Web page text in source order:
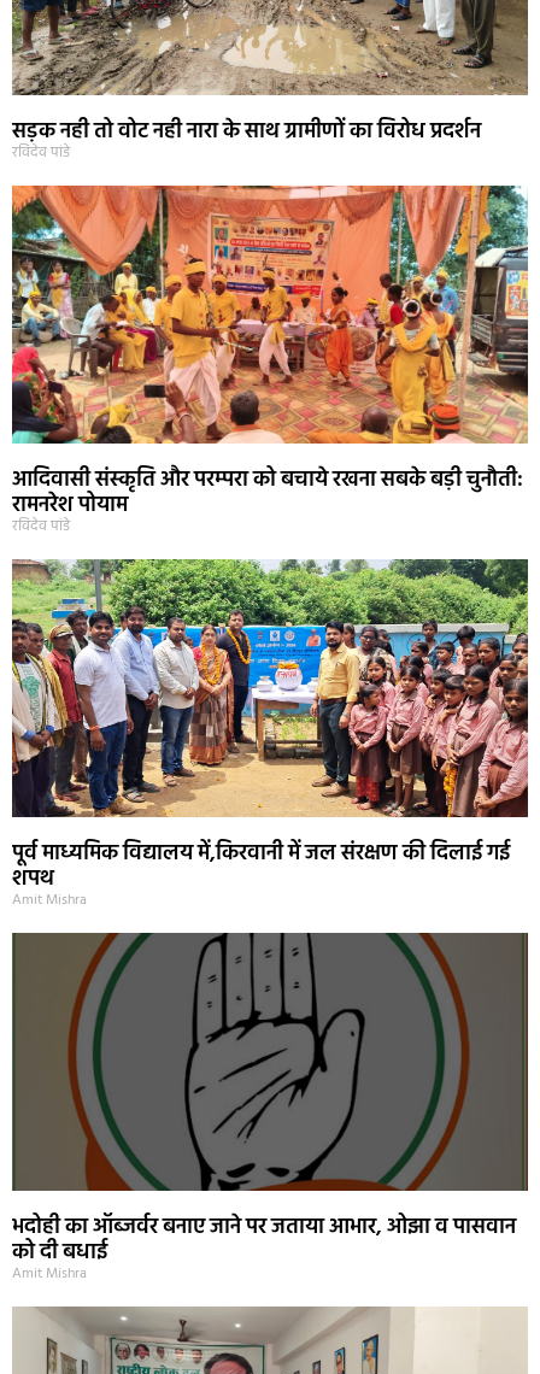
सड़क नही तो वोट नही नारा के साथ ग्रामीणों का विरोध प्रदर्शन
रविदेव पांडे
आदिवासी संस्कृति और परम्परा को बचाये रखना सबके बड़ी चुनौती:
रामनरेश पोयाम
रविदेव पांडे
पूर्व माध्यमिक विद्यालय में,किरवानी में जल संरक्षण की दिलाई गई
शपथ
Amit Mishra
भदोही का ऑब्जर्वर बनाए जाने पर जताया आभार, ओझा व पासवान
को दी बधाई
Amit Mishra